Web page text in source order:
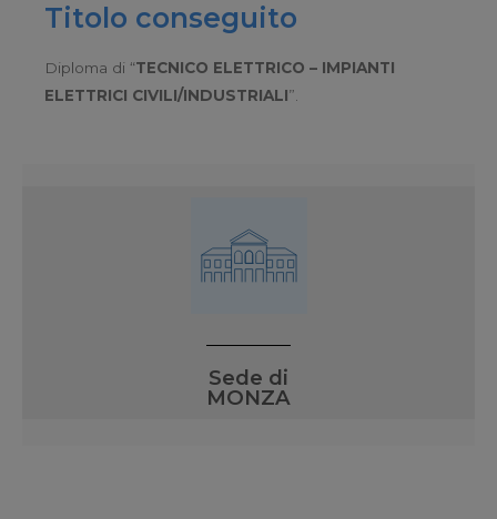
Titolo conseguito
Diploma di “TECNICO ELETTRICO – IMPIANTI
ELETTRICI CIVILI/INDUSTRIALI”.
Sede di
MONZA